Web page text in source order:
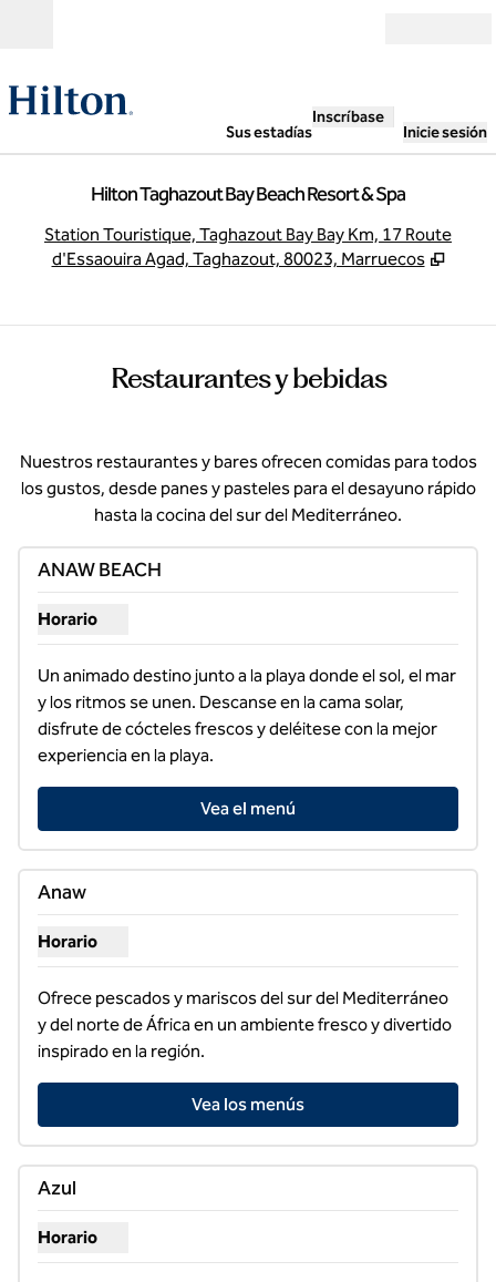
Sus estadías
Inscríbase
Inicie sesión
Hilton Taghazout Bay Beach Resort & Spa
Station Touristique, Taghazout Bay Bay Km, 17 Route
d'Essaouira Agad, Taghazout, 80023, Marruecos
Restaurantes y bebidas
Nuestros restaurantes y bares ofrecen comidas para todos
los gustos, desde panes y pasteles para el desayuno rápido
hasta la cocina del sur del Mediterráneo.
1 de 4
imagen anterior
ANAW BEACH
Horario
Mostrar horarios para ANAW BEACH
Un animado destino junto a la playa donde el sol, el mar
y los ritmos se unen. Descanse en la cama solar,
disfrute de cócteles frescos y deléitese con la mejor
experiencia en la playa.
Vea el menú
1/2
1 de 2
imagen anterior
Anaw
Horario
Mostrar horarios para Anaw
Ofrece pescados y mariscos del sur del Mediterráneo
y del norte de África en un ambiente fresco y divertido
inspirado en la región.
Vea los menús
Azul
Horario
Mostrar horas para Azul